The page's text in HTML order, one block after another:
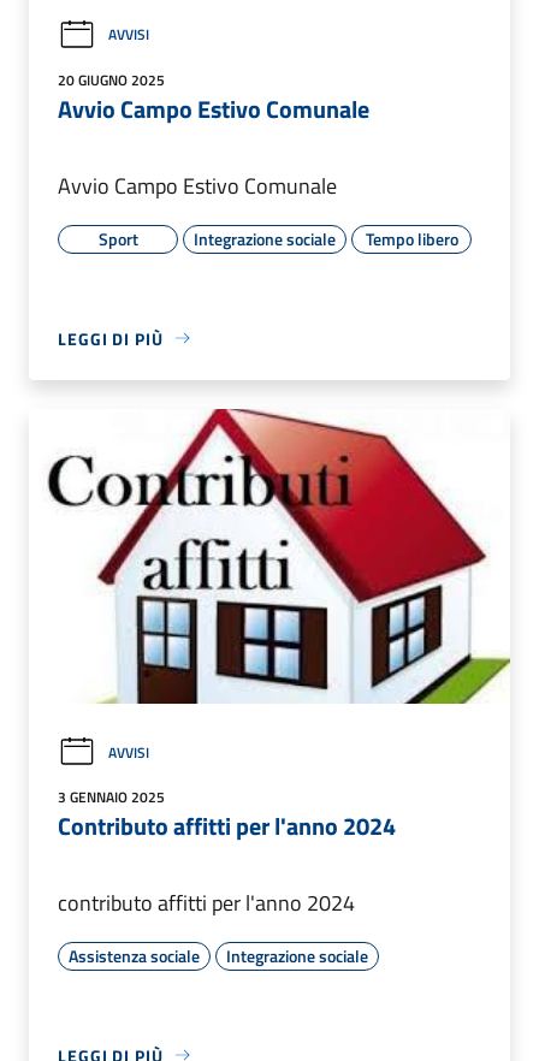
AVVISI
20 GIUGNO 2025
Avvio Campo Estivo Comunale
Avvio Campo Estivo Comunale
Sport Integrazione sociale Tempo libero
LEGGI DI PIÙ
AVVISI
3 GENNAIO 2025
Contributo affitti per l'anno 2024
contributo affitti per l'anno 2024
Assistenza sociale Integrazione sociale
LEGGI DI PIÙ